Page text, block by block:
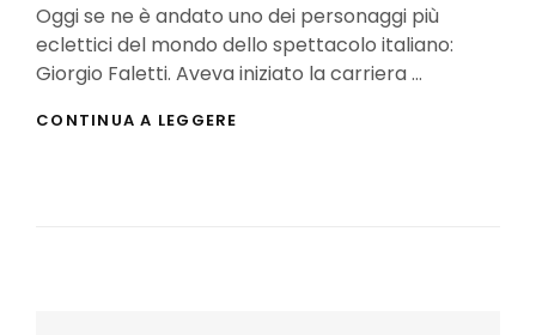
Oggi se ne è andato uno dei personaggi più
eclettici del mondo dello spettacolo italiano:
Giorgio Faletti. Aveva iniziato la carriera …
CONTINUA A LEGGERE